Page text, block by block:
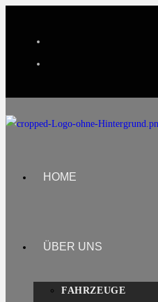
HOME
ÜBER UNS
FAHRZEUGE